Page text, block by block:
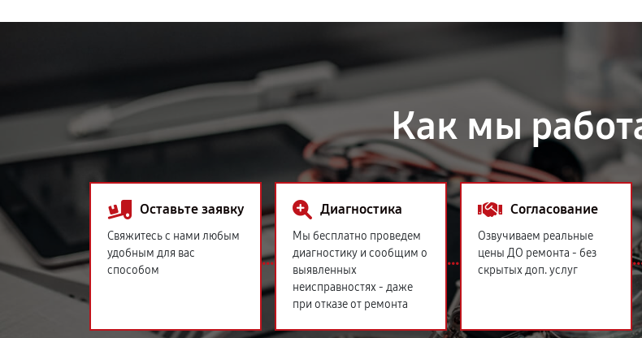
Как мы
Оставьте заявку
Свяжитесь с нами любым
удобным для вас
способом
Диагностика
Мы бесплатно проведем
диагностику и сообщим о
выявленных
неисправностях - даже
при отказе от ремонта
Согласование
Озвучиваем реальные
цены ДО ремонта - без
скрытых доп. услуг